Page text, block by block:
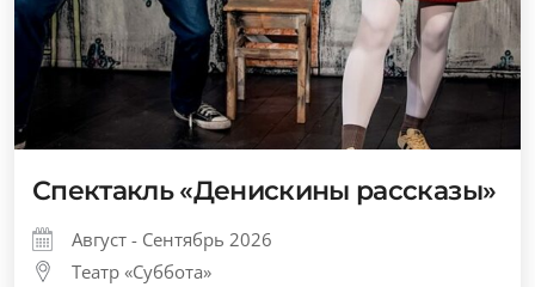
Спектакль «Денискины рассказы»
Август - Сентябрь 2026
Театр «Суббота»